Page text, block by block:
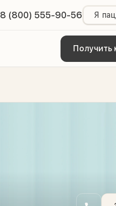
8 (800) 555-90-56 Я
Получить